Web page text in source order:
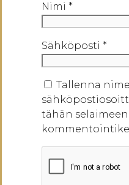
Nimi *
Sähköposti *
Tallenna
tähän selaimeen